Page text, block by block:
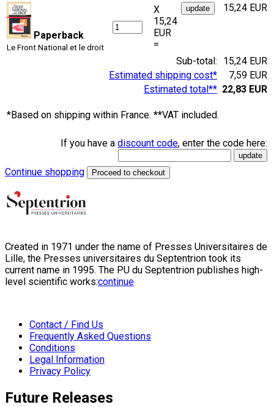
Paperback
Le Front National et le droit
X
15,24
EUR
=
15,24 EUR
Sub-total:
15,24 EUR
Estimated shipping cost*
7,59 EUR
Estimated total** 22,83 EUR
*Based on shipping within France. **VAT included.
If you have a discount code, enter the code here:
Continue shopping Proceed to checkout
Created in 1971 under the name of Presses Universitaires de
Lille, the Presses universitaires du Septentrion took its
current name in 1995. The PU du Septentrion publishes high-
level scientific works:continue
Contact / Find Us
Frequently Asked Questions
Conditions
Legal Information
Privacy Policy
Future Releases